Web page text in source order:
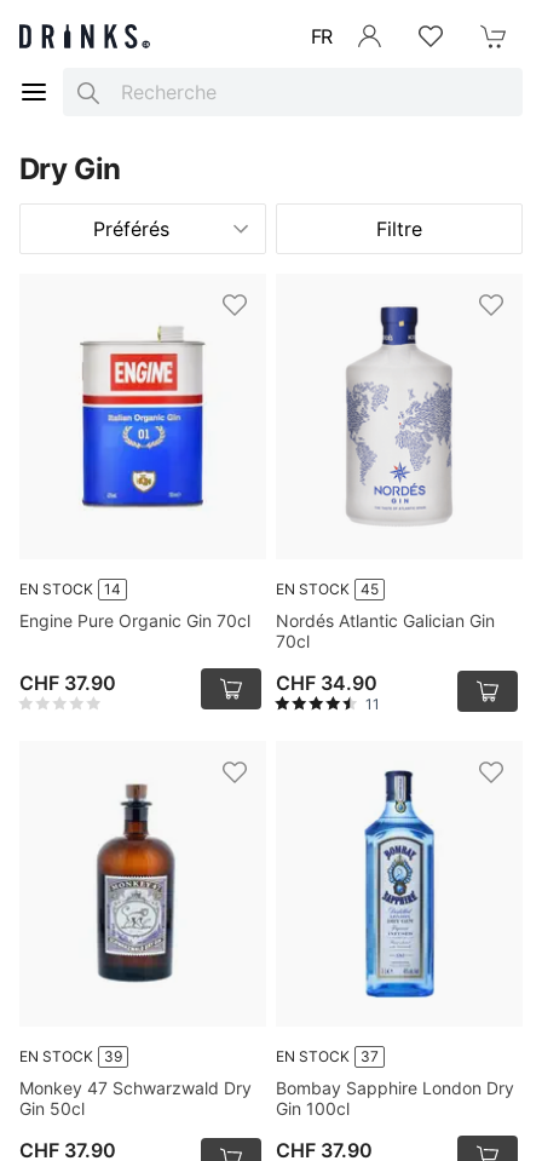
FR
Search
Dry Gin
Préférés Filtre
EN STOCK 14
Engine Pure Organic Gin 70cl
CHF 37.90
EN STOCK 45
Nordés Atlantic Galician Gin
70cl
CHF 34.90
11
EN STOCK 39
Monkey 47 Schwarzwald Dry
Gin 50cl
CHF 37.90
EN STOCK 37
Bombay Sapphire London Dry
Gin 100cl
CHF 37.90